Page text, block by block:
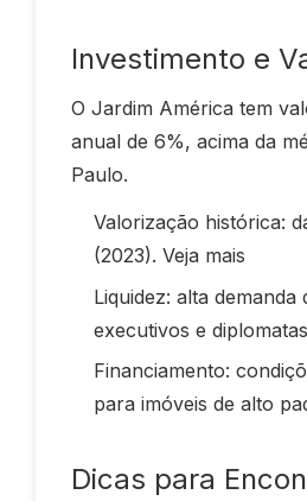
Investimento e
O Jardim América tem
anual de 6%, acima da
Paulo.
Valorização histórica:
(2023).Veja mais
Liquidez: alta
executivos e
Financiamento:
para imóveis de alto
Dicas para